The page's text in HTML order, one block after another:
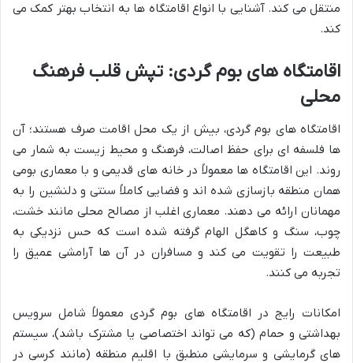
منتقل می کند. آشنایی با انواع اقامتگاه ها به انتخاب بهتر کمک می
کند.
اقامتگاه های بوم گردی: تپش قلب فرهنگ
محلی
اقامتگاه های بوم گردی، بیش از یک محل اقامت صرف هستند؛ آن
ها فلسفه ای برای حفظ اصالت، فرهنگ و محیط زیست به شمار می
روند. این اقامتگاه ها معمولاً در خانه های قدیمی و با معماری بومی
همان منطقه بازسازی شده اند و فضایی کاملاً سنتی و دلنشین را به
مهمانان ارائه می دهند. معماری اغلب از مصالح محلی مانند خشت،
چوب، سنگ و کاهگل الهام گرفته شده است که حس نزدیکی به
طبیعت را تقویت می کند و مسافران در آن ها آرامشی عمیق را
تجربه می کنند.
امکانات رایج در اقامتگاه های بوم گردی معمولاً شامل سرویس
بهداشتی و حمام (که می تواند اختصاصی یا مشترک باشد)، سیستم
های گرمایشی و سرمایشی منطبق با اقلیم منطقه (مانند کرسی در